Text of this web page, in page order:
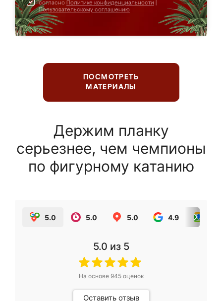
согласно Политике конфиденциальности
Пользовательскому соглашению
ПОСМОТРЕТЬ
МАТЕРИАЛЫ
Держим планку
серьезнее, чем чемпионы
по фигурному катанию
5.0 5.0 5.0 4.9
5.0 из 5
На основе 945оценок
Оставить отзыв